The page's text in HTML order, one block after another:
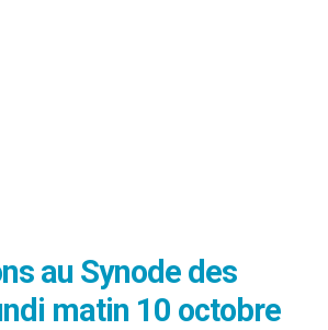
au Synode des
matin 10 octobre